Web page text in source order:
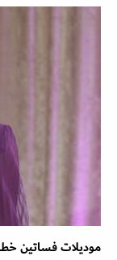
موديلات فساتين